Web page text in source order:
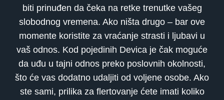
biti prinuđen da čeka na retke trenutke vašeg
slobodnog vremena. Ako ništa drugo – bar ove
momente koristite za vraćanje strasti i ljubavi u
vaš odnos. Kod pojedinih Devica je čak moguće
da uđu u tajni odnos preko poslovnih okolnosti,
što će vas dodatno udaljiti od voljene osobe. Ako
ste sami, prilika za flertovanje ćete imati koliko